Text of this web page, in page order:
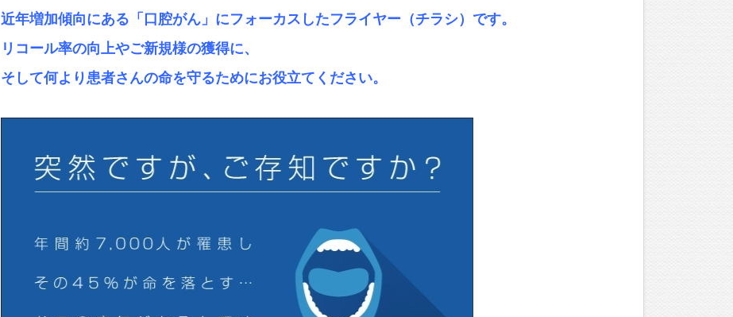
近年増加傾向にある「口腔がん」にフォーカスしたフライヤー（チラシ）です。
リコール率の向上やご新規様の獲得に、
そして何より患者さんの命を守るためにお役立てください。